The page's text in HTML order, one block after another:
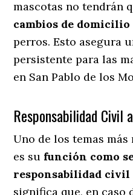
mascotas no tendrán
cambios de domicilio
perros. Esto asegura
persistente para las
en San Pablo de los
Responsabilidad Civil
Uno de los temas
es su función como
responsabilidad civil
significa que, en caso